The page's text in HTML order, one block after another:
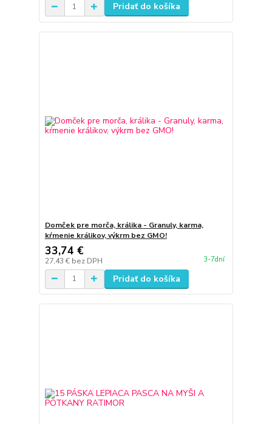
Pridať do košíka
Domček pre morča, králika - Granuly, karma,
kŕmenie králikov, výkrm bez GMO!
33,74 €
27,43 € bez DPH 3-7dní
Pridať do košíka